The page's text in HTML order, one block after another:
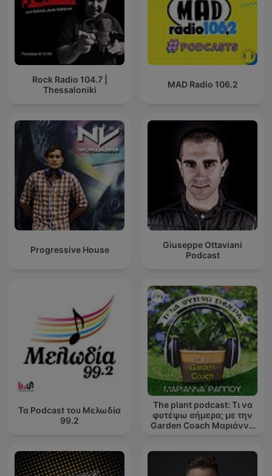
Rock Radio 104.7 |
Thessaloniki
MAD Radio 106.2
Progressive House
Giuseppe Ottaviani
Podcast
Τα Podcast του Μελωδία
99.2
The plant podcast: Τι να
φυτέψω σήμερα; με την
Garden Coach Μαριάννα